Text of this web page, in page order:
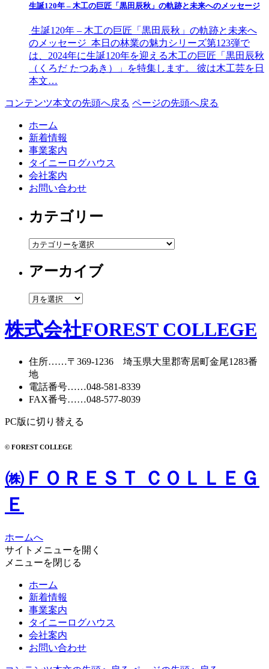
生誕120年 – 木工の巨匠「黒田辰秋」の軌跡と未来へのメッセージ
生誕120年 – 木工の巨匠「黒田辰秋」の軌跡と未来へ
のメッセージ 本日の林業の魅力シリーズ第123弾で
は、2024年に生誕120年を迎える木工の巨匠「黒田辰秋
（くろだ たつあき）」を特集します。 彼は木工芸を日
本文…
コンテンツ本文の先頭へ戻る ページの先頭へ戻る
ホーム
新着情報
事業案内
タイニーログハウス
会社案内
お問い合わせ
カテゴリー
カ
ゴ
ー
アーカイブ
ア
カ
イ
株式会社FOREST COLLEGE
住所……〒369-1236 埼玉県大里郡寄居町金尾1283番
地
電話番号……048-581-8339
FAX番号……048-577-8039
PC版に切り替える
© FOREST COLLEGE
㈱ＦＯＲＥＳＴ ＣＯＬＬＥＧ
Ｅ
ホームへ
サイトメニューを開く
メニューを閉じる
ホーム
新着情報
事業案内
タイニーログハウス
会社案内
お問い合わせ